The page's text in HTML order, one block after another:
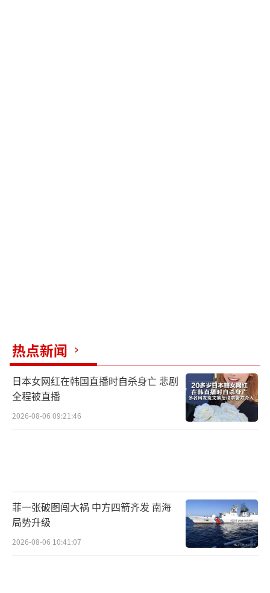
热点新闻
日本女网红在韩国直播时自杀身亡 悲剧
全程被直播
2026-08-06 09:21:46
菲一张破图闯大祸 中方四箭齐发 南海
局势升级
2026-08-06 10:41:07